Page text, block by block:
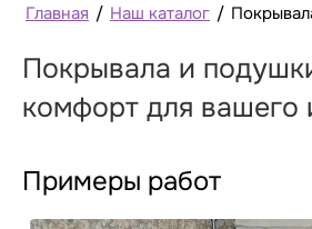
Главная / Наш каталог /
Покрывала и
комфорт для вашего
Примеры работ